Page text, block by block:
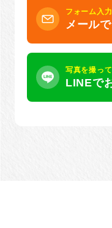
フォーム入
メール
写真を撮っ
LINEで